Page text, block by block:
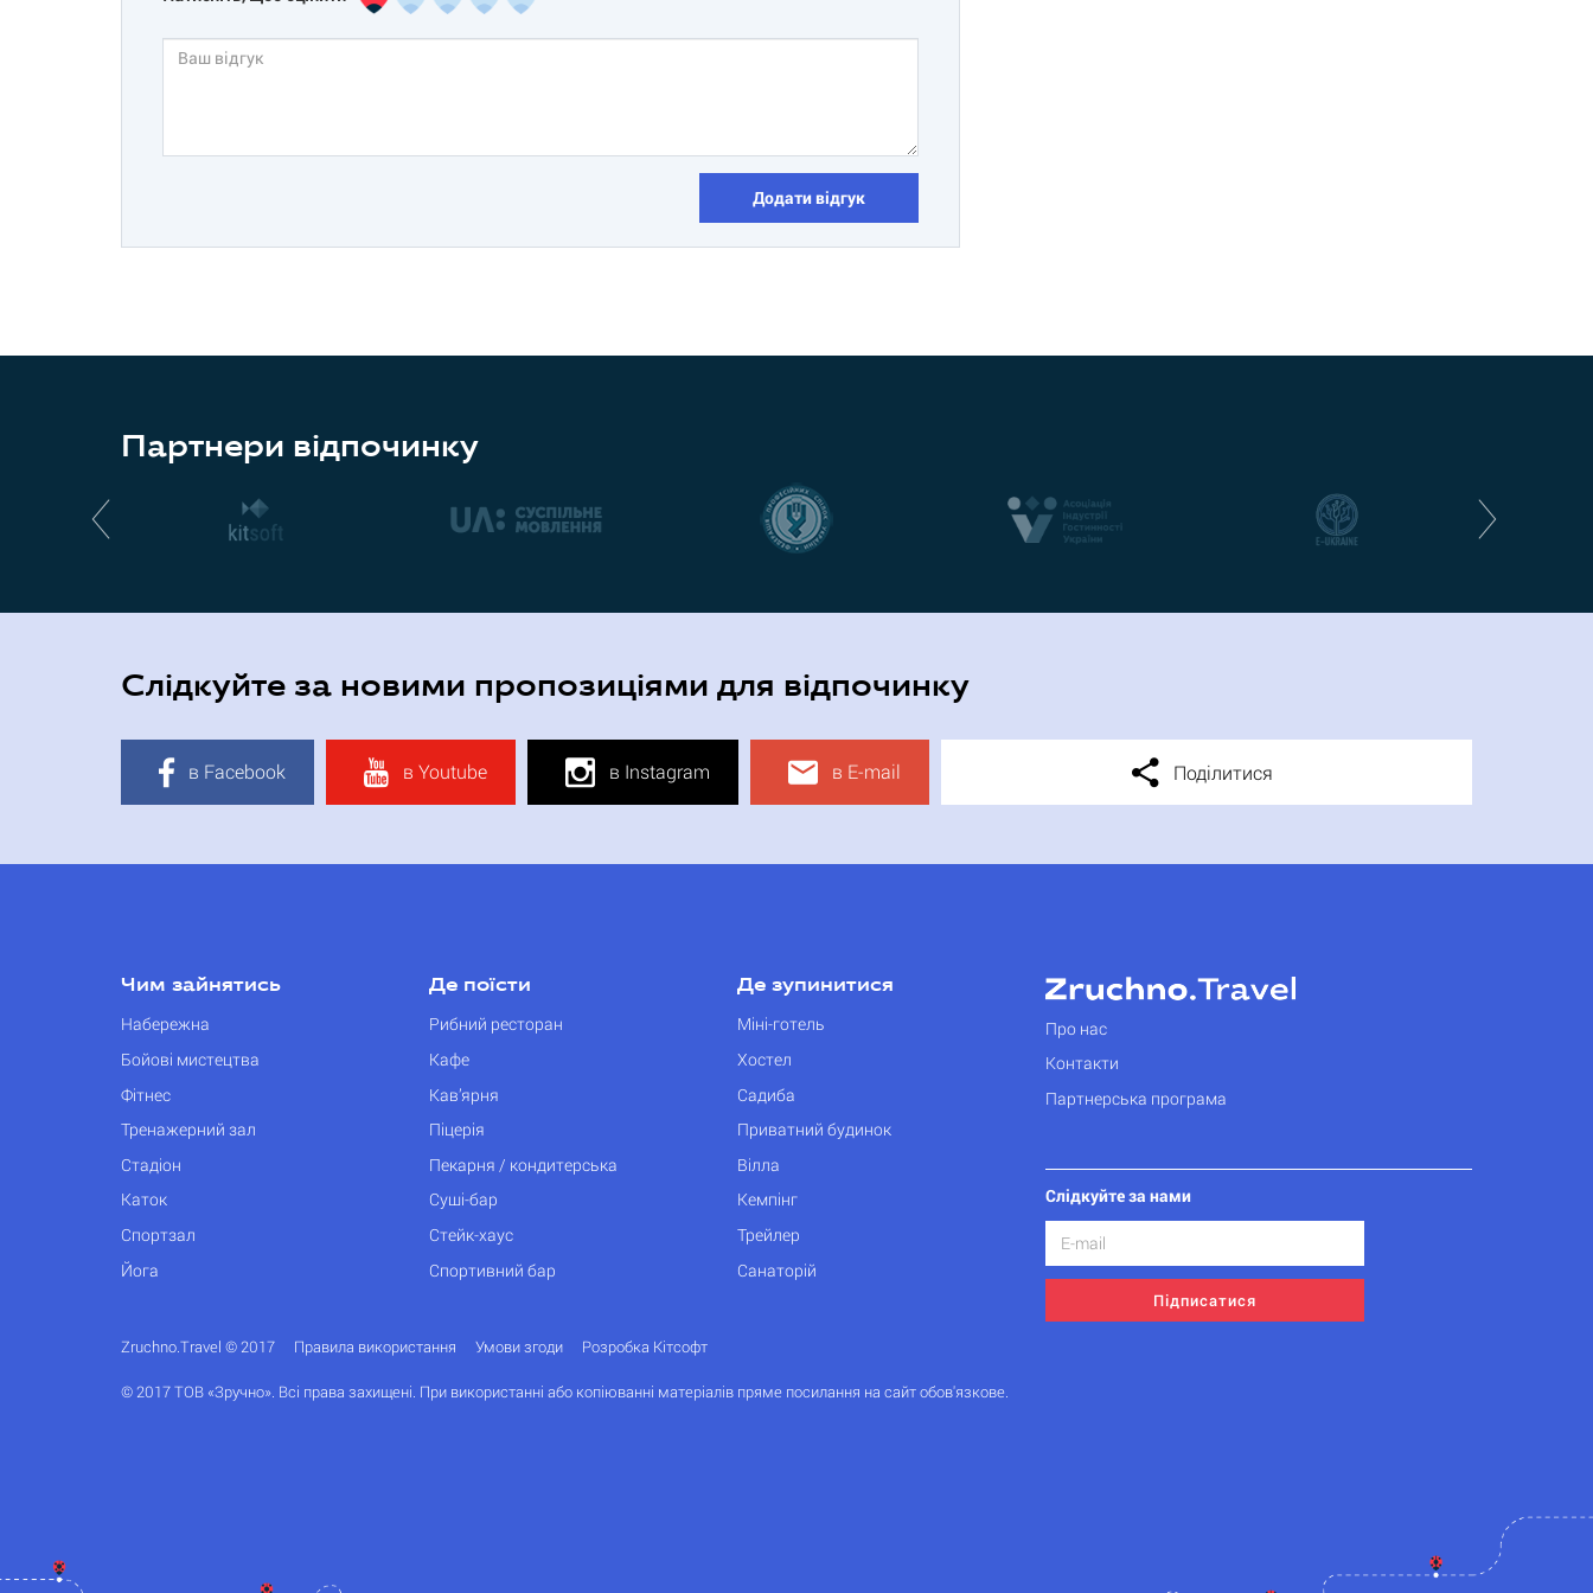
Додати відгук
Партнери відпочинку
Слідкуйте за новими пропозиціями для відпочинку
в Facebook в Youtube в Instagram в E-mail Поділитися
Чим зайнятись
Набережна
Бойові мистецтва
Фітнес
Тренажерний зал
Стадіон
Каток
Спортзал
Йога
Де поїсти
Рибний ресторан
Кафе
Кав’ярня
Піцерія
Пекарня / кондитерська
Суші-бар
Стейк-хаус
Спортивний бар
Де зупинитися
Міні-готель
Хостел
Садиба
Приватний будинок
Вілла
Кемпінг
Трейлер
Санаторій
Про нас
Контакти
Партнерська програма
Слідкуйте за нами
Підписатися
Zruchno.Travel © 2017 Правила використання Умови згоди Розробка Кітсофт
© 2017 ТОВ «Зручно». Всі права захищені. При використанні або копіюванні матеріалів пряме посилання на сайт обов'язкове.